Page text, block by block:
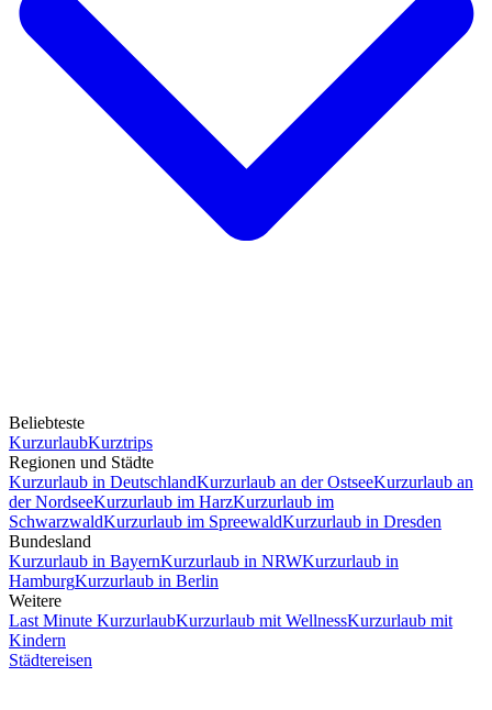
Beliebteste
KurzurlaubKurztrips
Regionen und Städte
Kurzurlaub in DeutschlandKurzurlaub an der OstseeKurzurlaub an
der NordseeKurzurlaub im HarzKurzurlaub im
SchwarzwaldKurzurlaub im SpreewaldKurzurlaub in Dresden
Bundesland
Kurzurlaub in BayernKurzurlaub in NRWKurzurlaub in
HamburgKurzurlaub in Berlin
Weitere
Last Minute KurzurlaubKurzurlaub mit WellnessKurzurlaub mit
Kindern
Städtereisen